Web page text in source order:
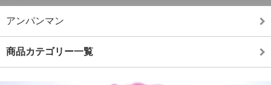
アンパンマン
商品カテゴリー一覧